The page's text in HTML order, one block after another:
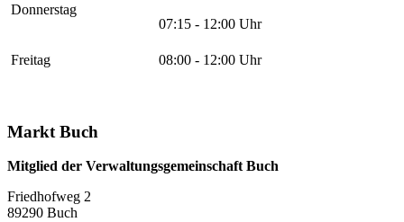
Donnerstag
07:15 - 12:00 Uhr
Freitag 08:00 - 12:00 Uhr
Markt Buch
Mitglied der Verwaltungsgemeinschaft Buch
Friedhofweg 2
89290 Buch